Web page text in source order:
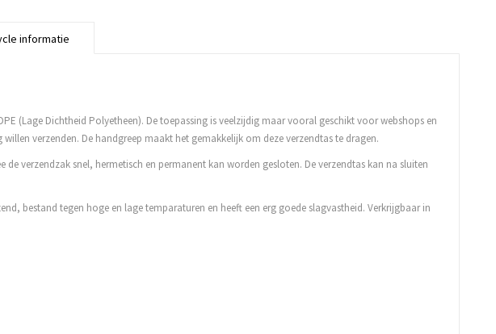
informatie
(Lage Dichtheid Polyetheen). De toepassing is veelzijdig maar vooral geschikt voor webshops en
verzenden. De handgreep maakt het gemakkelijk om deze verzendtas te dragen.
verzendzak snel, hermetisch en permanent kan worden gesloten. De verzendtas kan na sluiten
bestand tegen hoge en lage temparaturen en heeft een erg goede slagvastheid. Verkrijgbaar in